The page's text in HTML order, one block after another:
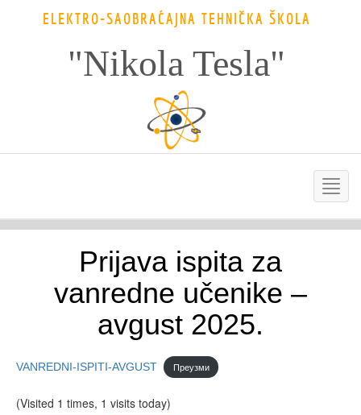
ELEKTRO-SAOBRAĆAJNA TEHNIČKA ŠKOLA
"Nikola Tesla"
Prijava ispita za
vanredne učenike –
avgust 2025.
VANREDNI-ISPITI-AVGUST Преузми
(Visited 1 times, 1 visits today)